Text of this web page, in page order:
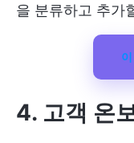
을 분류하고 추가
4. 고객 온